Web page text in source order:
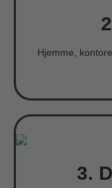
Hjemme,
3.